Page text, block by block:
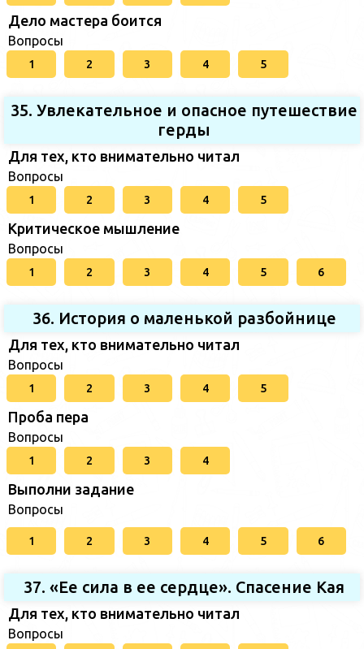
Дело мастера боится
Вопросы
1 2 3 4 5
35. Увлекательное и опасное путешествие
герды
Для тех, кто внимательно читал
Вопросы
1 2 3 4 5
Критическое мышление
Вопросы
1 2 3 4 5 6
36. История о маленькой разбойнице
Для тех, кто внимательно читал
Вопросы
1 2 3 4 5
Проба пера
Вопросы
1 2 3 4
Выполни задание
Вопросы
1 2 3 4 5 6
37. «Ее сила в ее сердце». Спасение Кая
Для тех, кто внимательно читал
Вопросы